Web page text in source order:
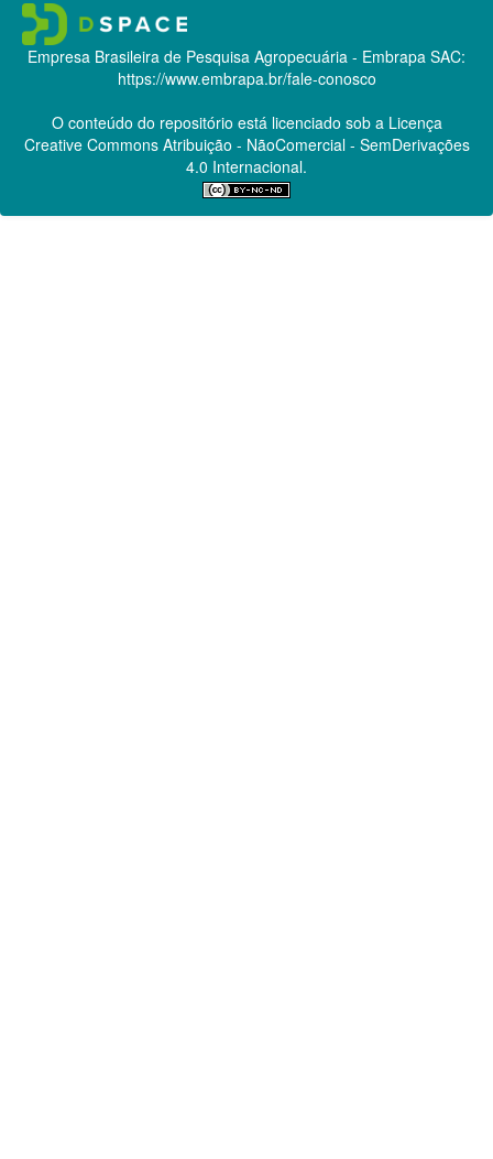
Empresa Brasileira de Pesquisa Agropecuária - Embrapa SAC:
https://www.embrapa.br/fale-conosco
O conteúdo do repositório está licenciado sob a Licença
Creative CommonsAtribuição - NãoComercial - SemDerivações
4.0 Internacional.